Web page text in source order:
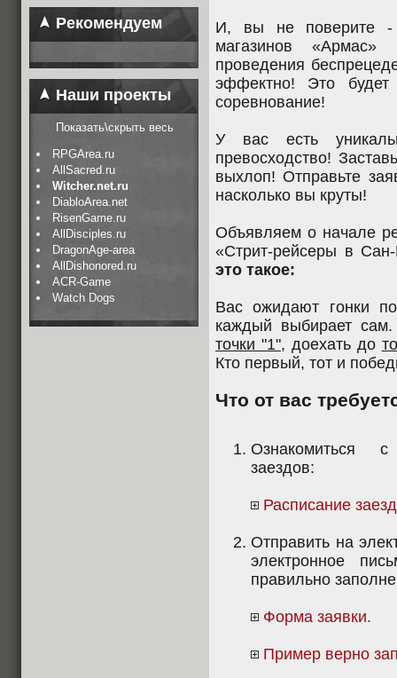
Рекомендуем
Наши проекты
Показать\скрыть весь
RPGArea.ru
AllSacred.ru
Witcher.net.ru
DiabloArea.net
RisenGame.ru
AllDisciples.ru
DragonAge-area
AllDishonored.ru
ACR-Game
Watch Dogs
И, вы не поверите -
магазинов
проведения
эффектно! Это
соревнование!
У вас есть
превосходство!
выхлоп! Отправьте
насколько вы круты!
Объявляем о начале
«Стрит-рейсеры в
это такое:
Вас ожидают гонки
каждый выбирает
точки "1", доехать до
Кто первый, тот и
Что от вас
Ознакомиться
заездов:
Расписание
Отправить на
электронное
правильно
Форма заявки.
Пример верно